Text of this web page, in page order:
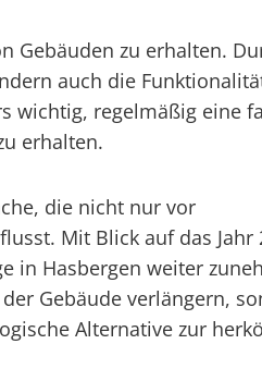
Gebäuden zu erhalten.
auch die
wichtig, regelmäßig eine
erhalten.
die nicht nur vor
Mit Blick auf das Jahr
in Hasbergen weiter
Gebäude verlängern,
Alternative zur